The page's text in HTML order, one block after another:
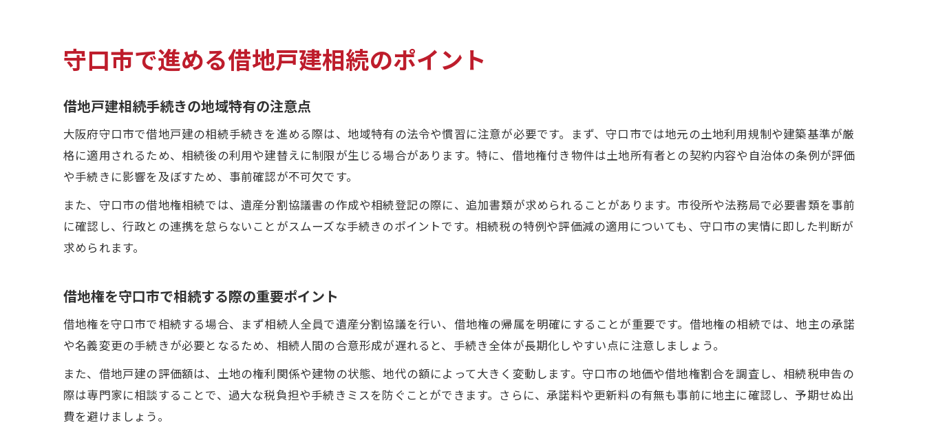
守口市で進める借地戸建相続のポイント
借地戸建相続手続きの地域特有の注意点
大阪府守口市で借地戸建の相続手続きを進める際は、地域特有の法令や慣習に注意が必要です。まず、守口市では地元の土地利用規制や建築基準が厳
格に適用されるため、相続後の利用や建替えに制限が生じる場合があります。特に、借地権付き物件は土地所有者との契約内容や自治体の条例が評価
や手続きに影響を及ぼすため、事前確認が不可欠です。
また、守口市の借地権相続では、遺産分割協議書の作成や相続登記の際に、追加書類が求められることがあります。市役所や法務局で必要書類を事前
に確認し、行政との連携を怠らないことがスムーズな手続きのポイントです。相続税の特例や評価減の適用についても、守口市の実情に即した判断が
求められます。
借地権を守口市で相続する際の重要ポイント
借地権を守口市で相続する場合、まず相続人全員で遺産分割協議を行い、借地権の帰属を明確にすることが重要です。借地権の相続では、地主の承諾
や名義変更の手続きが必要となるため、相続人間の合意形成が遅れると、手続き全体が長期化しやすい点に注意しましょう。
また、借地戸建の評価額は、土地の権利関係や建物の状態、地代の額によって大きく変動します。守口市の地価や借地権割合を調査し、相続税申告の
際は専門家に相談することで、過大な税負担や手続きミスを防ぐことができます。さらに、承諾料や更新料の有無も事前に地主に確認し、予期せぬ出
費を避けましょう。